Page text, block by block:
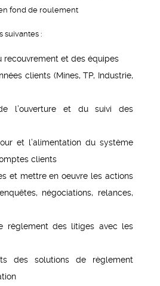
fond de roulement
suivantes :
recouvrement et des équipes
clients (Mines, TP, Industrie,
l’ouverture et du suivi des
et l’alimentation du système
clients
et mettre en oeuvre les actions
négociations, relances,
règlement des litiges avec les
des solutions de règlement